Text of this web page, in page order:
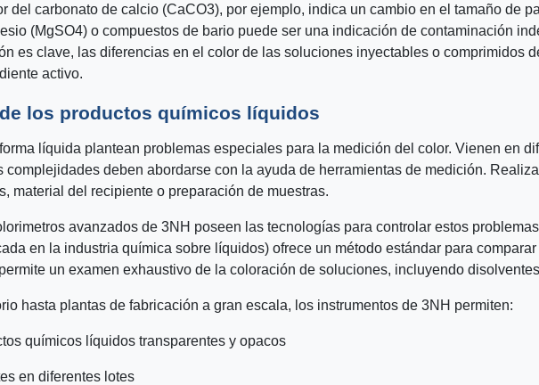
del carbonato de calcio (CaCO3), por ejemplo, indica un cambio en el tamaño de
(MgSO4) o compuestos de bario puede ser una indicación de contaminación
es clave, las diferencias en el color de las soluciones inyectables o comprimidos
activo.
los productos químicos líquidos
líquida plantean problemas especiales para la medición del color. Vienen en
complejidades deben abordarse con la ayuda de herramientas de medición.
material del recipiente o preparación de muestras.
avanzados de 3NH poseen las tecnologías para controlar estos
en la industria química sobre líquidos) ofrece un método estándar para
un examen exhaustivo de la coloración de soluciones, incluyendo
hasta plantas de fabricación a gran escala, los instrumentos de 3NH permiten:
químicos líquidos transparentes y opacos
en diferentes lotes